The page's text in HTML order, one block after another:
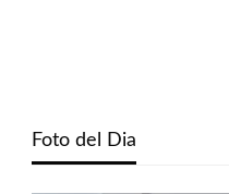
Foto del Dia